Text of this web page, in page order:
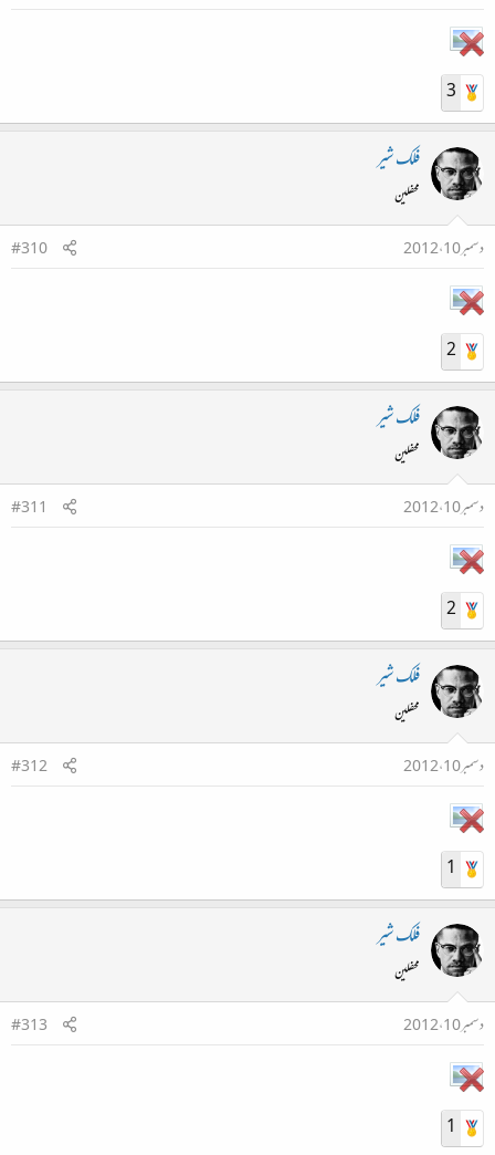
3
فلک شیر
محفلین
دسمبر 10، 2012
#310
2
فلک شیر
محفلین
دسمبر 10، 2012
#311
2
فلک شیر
محفلین
دسمبر 10، 2012
#312
1
فلک شیر
محفلین
دسمبر 10، 2012
#313
1